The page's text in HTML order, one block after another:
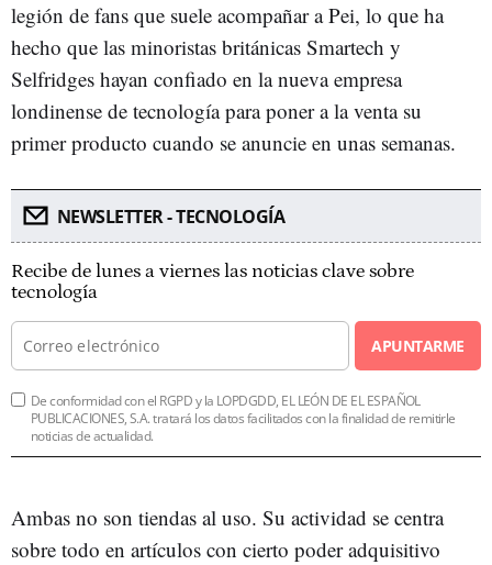
legión de fans que suele acompañar a Pei, lo que ha
hecho que las minoristas británicas Smartech y
Selfridges hayan confiado en la nueva empresa
londinense de tecnología para poner a la venta su
primer producto cuando se anuncie en unas semanas.
NEWSLETTER - TECNOLOGÍA
Recibe de lunes a viernes las noticias clave sobre
tecnología
APUNTARME
De conformidad con el RGPD y la LOPDGDD, EL LEÓN DE EL ESPAÑOL
PUBLICACIONES, S.A. tratará los datos facilitados con la finalidad de remitirle
noticias de actualidad.
Ambas no son tiendas al uso. Su actividad se centra
sobre todo en artículos con cierto poder adquisitivo